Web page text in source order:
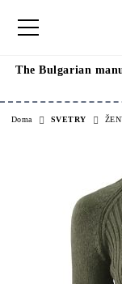
The Bulgarian
Doma SVETRY